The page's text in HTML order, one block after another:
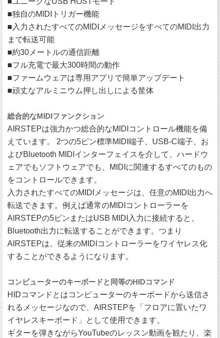
■独自のMIDIトリガー機能
■入力されたすべてのMIDIメッセージをすべてのMIDI出力
まで転送可能
■約30メートルの通信距離
■フル充電で最大300時間の動作
■ファームウェアは専用アプリで簡単アップデート
■頑丈なアルミニウム押し出しによる筐体
総合的なMIDIファンクション
AIRSTEPは強力かつ総合的なMIDIコントロール機能を備
えています。 2つの5ピン標準MIDI端子、USB-C端子、お
よびBluetooth MIDIインターフェイスを介して、ハードウ
ェアでもソフトウェアでも、MIDIに関連するすべてのもの
をコントロールできます。
入力されたすべてのMIDIメッセージは、任意のMIDI出力へ
転送できます。例えば通常のMIDIコントローラーを
AIRSTEPの5ピンまたはUSB MIDI入力に接続すると、
Bluetooth出力に転送することができます。つまり
AIRSTEPは、従来のMIDIコントローラーをワイヤレス化
することができるようになります。
コンピューターのキーボードと同等のHIDコマンド
HIDコマンドとはコンピューターのキーボードから送信さ
れるメッセージなので、AIRSTEPを「フロアに置いたワ
イヤレスキーボード」として使用できます。
ギターを弾きながらYouTubeのレッスン動画を観たり、楽